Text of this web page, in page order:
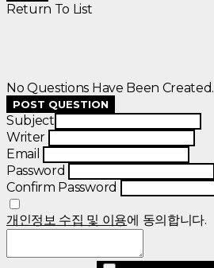
Return To List
No Questions Have Been Created.
POST QUESTION
Subject
Writer
Email
Password
Confirm Password
개인정보 수집 및 이용에 동의합니다.